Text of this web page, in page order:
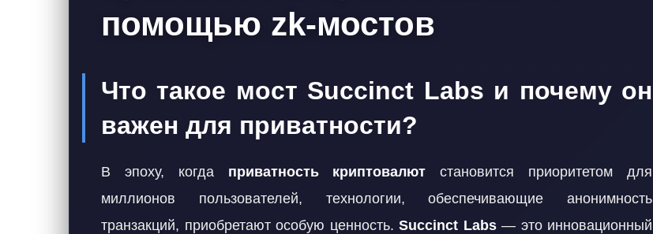
помощью zk-мостов
Что такое мост Succinct Labs и почему он
важен для приватности?
В эпоху, когда приватность криптовалют становится приоритетом для
миллионов пользователей, технологии, обеспечивающие анонимность
транзакций, приобретают особую ценность. Succinct Labs— это инновационный